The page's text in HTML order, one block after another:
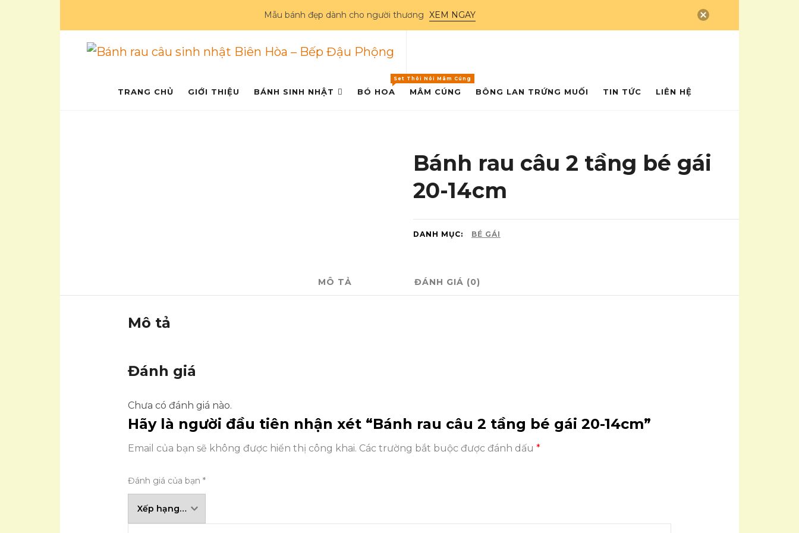
Mẫu bánh đẹp dành cho người thương XEM NGAY
Bánh rau câu sinh nhật Biên Hòa – Bếp Đậu Phộng
Ẩm thực
TRANG CHỦ GIỚI THIỆU BÁNH SINH NHẬT BÓ HOA MÂM CÚNG
Set Thôi Nôi Mâm Cúng
BÔNG LAN TRỨNG MUỐI TIN TỨC LIÊN HỆ
Bánh rau câu 2 tầng bé gái
20-14cm
DANH MỤC: BÉ GÁI
MÔ TẢ ĐÁNH GIÁ (0)
Mô tả
Đánh giá
Chưa có đánh giá nào.
Hãy là người đầu tiên nhận xét “Bánh rau câu 2 tầng bé gái 20-14cm”
Email của bạn sẽ không được hiển thị công khai. Các trường bắt buộc được đánh dấu*
Đánh giá của bạn*